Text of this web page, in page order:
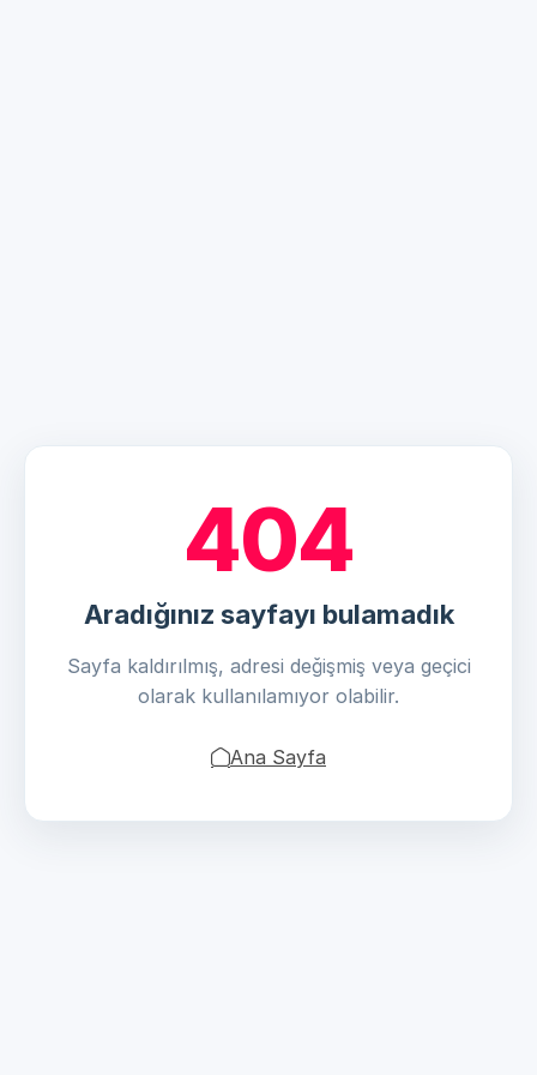
404
Aradığınız sayfayı bulamadık
Sayfa kaldırılmış, adresi değişmiş veya geçici
olarak kullanılamıyor olabilir.
Ana Sayfa